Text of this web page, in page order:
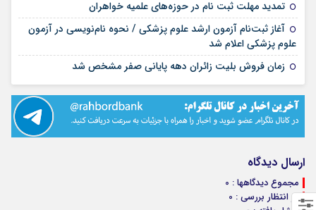
تمدید مهلت ثبت نام در حوزه‌های علمیه خواهران
آغاز ثبت‌نام آزمون ارشد علوم پزشکی / نحوه نام‌نویسی در آزمون
علوم پزشکی اعلام شد
زمان فروش بلیت زائران دهه پایانی صفر مشخص شد
ارسال دیدگاه
مجموع دیدگاهها : 0
در انتظار بررسی : 0